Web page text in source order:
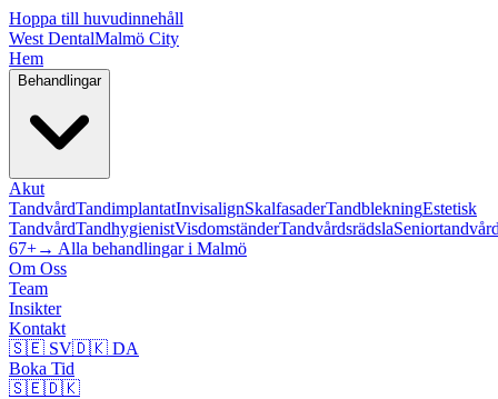
Hoppa till huvudinnehåll
West DentalMalmö City
Hem
Behandlingar
Akut
TandvårdTandimplantatInvisalignSkalfasaderTandblekningEstetisk
TandvårdTandhygienistVisdomständerTandvårdsrädsla
67+→ Alla behandlingar i Malmö
Om Oss
Team
Insikter
Kontakt
🇸🇪 SV🇩🇰 DA
Boka Tid
🇸🇪🇩🇰